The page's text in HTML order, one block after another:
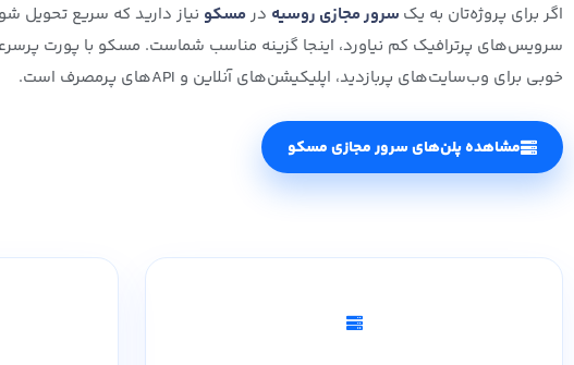
اگر برای پروژه‌تان به یک سرور مجازی روسیه در مسکو نیاز دارید که سریع تحویل
خوبی برای وب‌سایت‌های پربازدید، اپلیکیشن‌های آنلاین و APIهای پرمصرف است.
مشاهده پلن‌های سرور مجازی مسکو